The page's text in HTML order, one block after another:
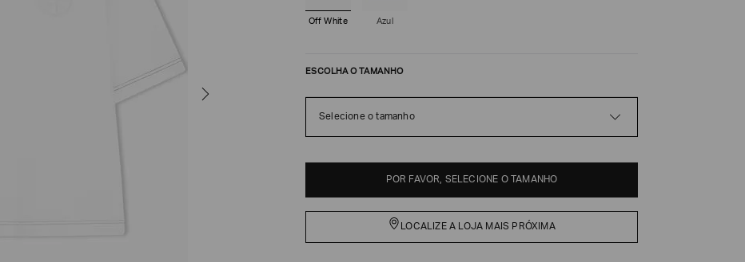
Off White Azul
ESCOLHA O TAMANHO
Selecione o tamanho
POR FAVOR, SELECIONE O TAMANHO
LOCALIZE A LOJA MAIS PRÓXIMA